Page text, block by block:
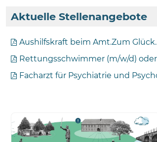
Aktuelle Stellenangebote
Aushilfskraft beim Amt.Zum
Rettungsschwimmer (m/w/d)
Facharzt für Psychiatrie und